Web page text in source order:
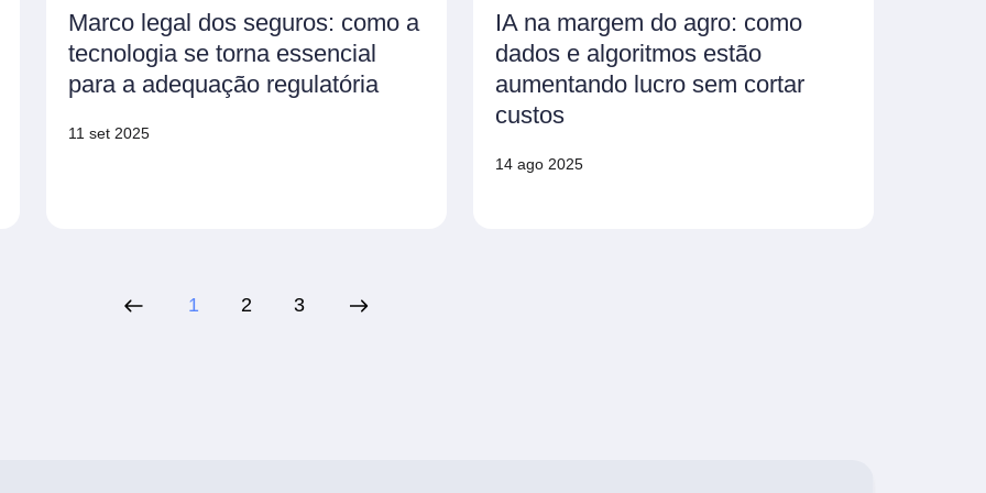
Marco legal dos seguros: como a
tecnologia se torna essencial
para a adequação regulatória
11 set 2025
IA na margem do agro: como
dados e algoritmos estão
aumentando lucro sem cortar
custos
14 ago 2025
1 2 3